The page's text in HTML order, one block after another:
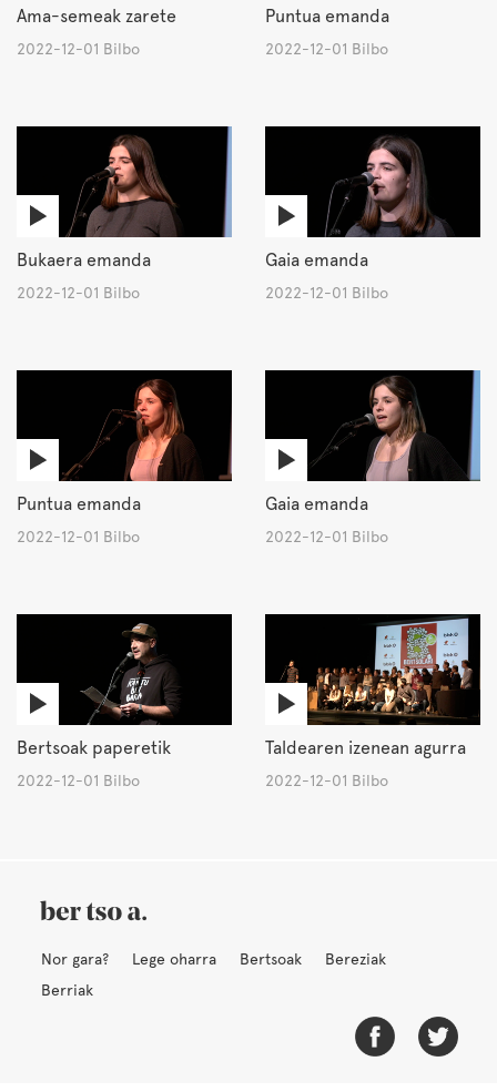
Ama-semeak zarete
2022-12-01 Bilbo
Puntua emanda
2022-12-01 Bilbo
Bukaera emanda
2022-12-01 Bilbo
Gaia emanda
2022-12-01 Bilbo
Puntua emanda
2022-12-01 Bilbo
Gaia emanda
2022-12-01 Bilbo
Bertsoak paperetik
2022-12-01 Bilbo
Taldearen izenean agurra
2022-12-01 Bilbo
Nor gara? Lege oharra Bertsoak
Bereziak
Berriak